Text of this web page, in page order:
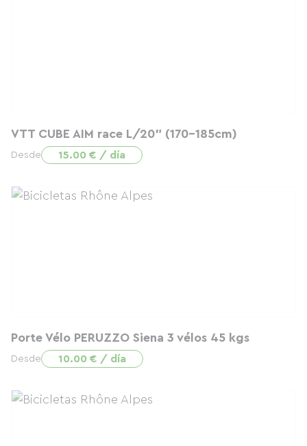
VTT CUBE AIM race L/20" (170-185cm)
Desde 15.00 € / día
Porte Vélo PERUZZO Siena 3 vélos 45 kgs
Desde 10.00 € / día